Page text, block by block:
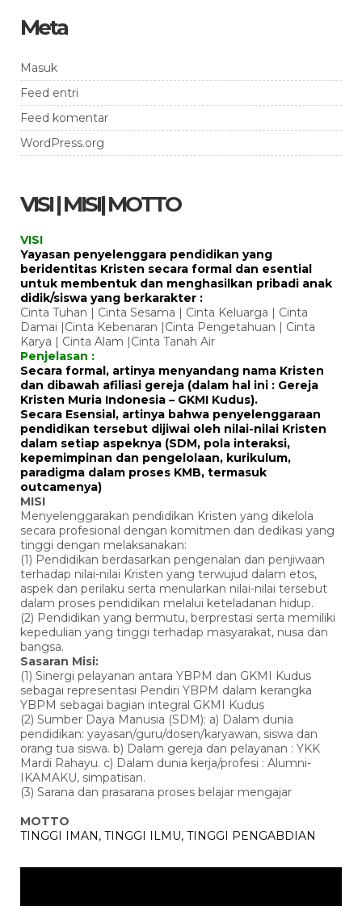
Meta
Masuk
Feed entri
Feed komentar
WordPress.org
VISI | MISI| MOTTO
VISI
Yayasan penyelenggara pendidikan yang
beridentitas Kristen secara formal dan esential
untuk membentuk dan menghasilkan pribadi anak
didik/siswa yang berkarakter :
Cinta Tuhan | Cinta Sesama | Cinta Keluarga | Cinta
Damai |Cinta Kebenaran |Cinta Pengetahuan | Cinta
Karya | Cinta Alam |Cinta Tanah Air
Penjelasan :
Secara formal, artinya menyandang nama Kristen
dan dibawah afiliasi gereja (dalam hal ini : Gereja
Kristen Muria Indonesia – GKMI Kudus).
Secara Esensial, artinya bahwa penyelenggaraan
pendidikan tersebut dijiwai oleh nilai-nilai Kristen
dalam setiap aspeknya (SDM, pola interaksi,
kepemimpinan dan pengelolaan, kurikulum,
paradigma dalam proses KMB, termasuk
outcamenya)
MISI
Menyelenggarakan pendidikan Kristen yang dikelola
secara profesional dengan komitmen dan dedikasi yang
tinggi dengan melaksanakan:
(1) Pendidikan berdasarkan pengenalan dan penjiwaan
terhadap nilai-nilai Kristen yang terwujud dalam etos,
aspek dan perilaku serta menularkan nilai-nilai tersebut
dalam proses pendidikan melalui keteladanan hidup.
(2) Pendidikan yang bermutu, berprestasi serta memiliki
kepedulian yang tinggi terhadap masyarakat, nusa dan
bangsa.
Sasaran Misi:
(1) Sinergi pelayanan antara YBPM dan GKMI Kudus
sebagai representasi Pendiri YBPM dalam kerangka
YBPM sebagai bagian integral GKMI Kudus
(2) Sumber Daya Manusia (SDM): a) Dalam dunia
pendidikan: yayasan/guru/dosen/karyawan, siswa dan
orang tua siswa. b) Dalam gereja dan pelayanan : YKK
Mardi Rahayu. c) Dalam dunia kerja/profesi : Alumni-
IKAMAKU, simpatisan.
(3) Sarana dan prasarana proses belajar mengajar
MOTTO
TINGGI IMAN, TINGGI ILMU, TINGGI PENGABDIAN